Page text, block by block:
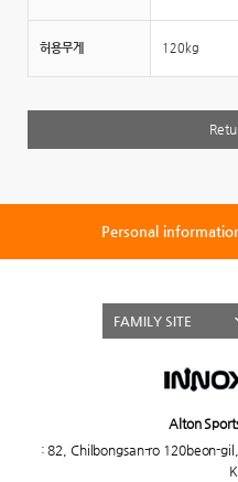
허용무게 120kg
Personal
Alton
: 82, Chilbongsan-ro 120beon-
FAMILY SITE